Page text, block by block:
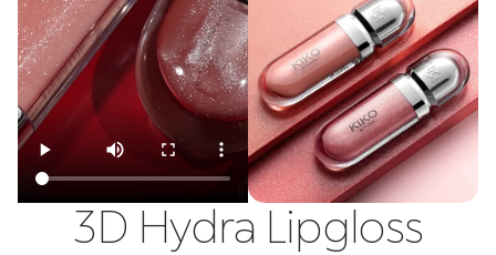
3D Hydra Lipgloss